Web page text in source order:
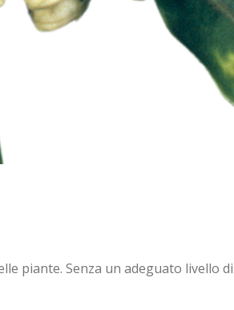
piante. Senza un adeguato livello